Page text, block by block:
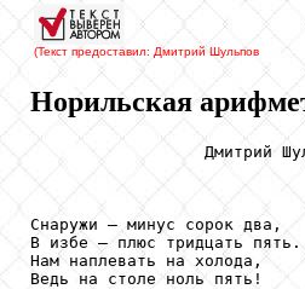
(Текст предоставил: Дмитрий Шульпов
Норильская
Дмитрий
Снаружи – минус сорок два,
В избе – плюс тридцать пять.
Нам наплевать на холода,
Ведь на столе ноль пять!